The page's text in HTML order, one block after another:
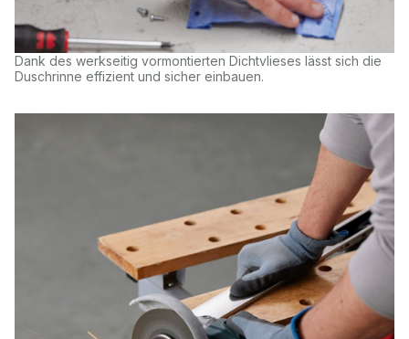
Dank des werkseitig vormontierten Dichtvlieses lässt sich die
Duschrinne effizient und sicher einbauen.